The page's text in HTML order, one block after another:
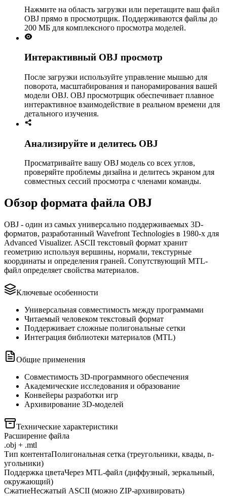
Нажмите на область загрузки или перетащите ваш файл
OBJ прямо в просмотрщик. Поддерживаются файлы до
200 МБ для комплексного просмотра моделей.
Интерактивный OBJ просмотр
После загрузки используйте управление мышью для
поворота, масштабирования и панорамирования вашей
модели OBJ. OBJ просмотрщик обеспечивает плавное
интерактивное взаимодействие в реальном времени для
детального изучения.
Анализируйте и делитесь OBJ
Просматривайте вашу OBJ модель со всех углов,
проверяйте проблемы дизайна и делитесь экраном для
совместных сессий просмотра с членами команды.
Обзор формата файла OBJ
OBJ - один из самых универсально поддерживаемых 3D-
форматов, разработанный Wavefront Technologies в 1980-х для
Advanced Visualizer. ASCII текстовый формат хранит
геометрию используя вершины, нормали, текстурные
координаты и определения граней. Сопутствующий MTL-
файл определяет свойства материалов.
Ключевые особенности
Универсальная совместимость между программами
Читаемый человеком текстовый формат
Поддерживает сложные полигональные сетки
Интеграция библиотеки материалов (MTL)
Общие применения
Совместимость 3D-программного обеспечения
Академические исследования и образование
Конвейеры разработки игр
Архивирование 3D-моделей
Технические характеристики
Расширение файла
.obj + .mtl
Тип контентаПолигональная сетка (треугольники, квады, n-
угольники)
Поддержка цветаЧерез MTL-файл (диффузный, зеркальный,
окружающий)
СжатиеНесжатый ASCII (можно ZIP-архивировать)